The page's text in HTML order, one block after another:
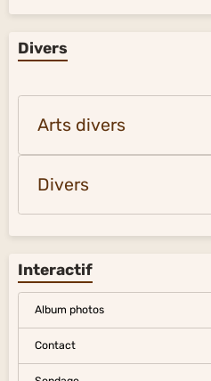
Divers
Arts divers
Divers
Interactif
Album photos
Contact